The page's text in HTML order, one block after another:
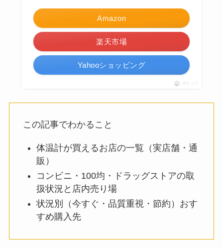
Amazon
楽天市場
Yahooショッピング
ポチップ
この記事でわかること
体温計が買えるお店の一覧（実店舗・通
販）
コンビニ・100均・ドラッグストアの取
扱状況と店内売り場
状況別（今すぐ・品質重視・節約）おす
すめ購入先